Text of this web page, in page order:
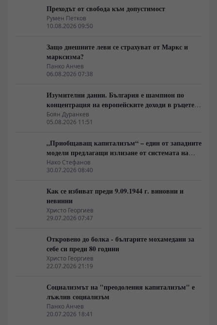
Преходът от свобода към допустимост
Румен Петков
10.08.2026 09:50
Защо днешните леви се страхуват от Маркс и
марксизма?
Панко Анчев
06.08.2026 07:38
Изумителни данни. България е шампион по
концентрация на европейските доходи в ръцете
на най-богатия 1%, надминава и САЩ
Боян Дуранкев
05.08.2026 11:51
„Приобщаващ капитализъм“ – един от западните
модели предлагащи излизане от системата на
неолиберализма
Нако Стефанов
30.07.2026 08:40
Как се избиват преди 9.09.1944 г. виновни и
невинни
Христо Георгиев
29.07.2026 07:47
Откровено до болка - българите мохамедани за
себе си преди 80 години
Христо Георгиев
22.07.2026 21:19
Социализмът на "преодоления капитализъм" е
лъжлив социализъм
Панко Анчев
20.07.2026 18:41